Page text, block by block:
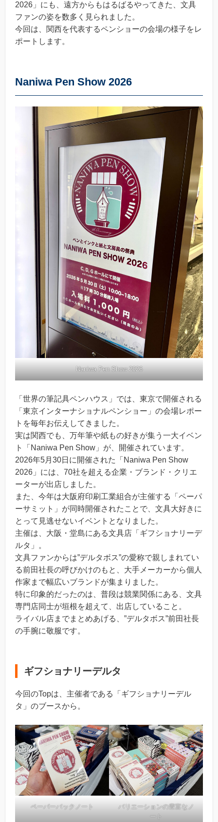
2026」にも、遠方からもはるばるやってきた、文具
ファンの姿を数多く見られました。
今回は、関西を代表するペンショーの会場の様子をレ
ポートします。
Naniwa Pen Show 2026
Naniwa Pen Show 2026
「世界の筆記具ペンハウス」では、東京で開催される
「東京インターナショナルペンショー」の会場レポー
トを毎年お伝えしてきました。
実は関西でも、万年筆や紙もの好きが集う一大イベン
ト「Naniwa Pen Show」が、開催されています。
2026年5月30日に開催された「Naniwa Pen Show
2026」には、70社を超える企業・ブランド・クリエ
ーターが出店しました。
また、今年は大阪府印刷工業組合が主催する「ペーパ
ーサミット」が同時開催されたことで、文具大好きに
とって見逃せないイベントとなりました。
主催は、大阪・堂島にある文具店「ギフショナリーデ
ルタ」。
文具ファンからは”デルタボス”の愛称で親しまれてい
る前田社長の呼びかけのもと、大手メーカーから個人
作家まで幅広いブランドが集まりました。
特に印象的だったのは、普段は競業関係にある、文具
専門店同士が垣根を超えて、出店していること。
ライバル店までまとめあげる、”デルタボス”前田社長
の手腕に敬服です。
ギフショナリーデルタ
今回のTopは、主催者である「ギフショナリーデル
タ」のブースから。
ペーパーバックノート
バリエーションの豊富なノ
ート